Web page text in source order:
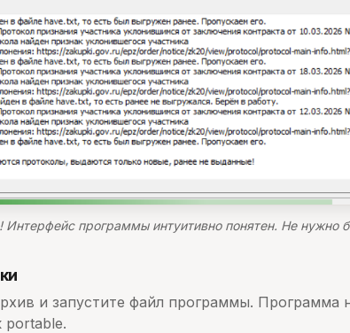
Интерфейс программы интуитивно понятен. Не нужно
и запустите файл программы. Программа
portable.